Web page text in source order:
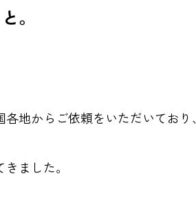
。
地からご依頼をいただいており、
ました。